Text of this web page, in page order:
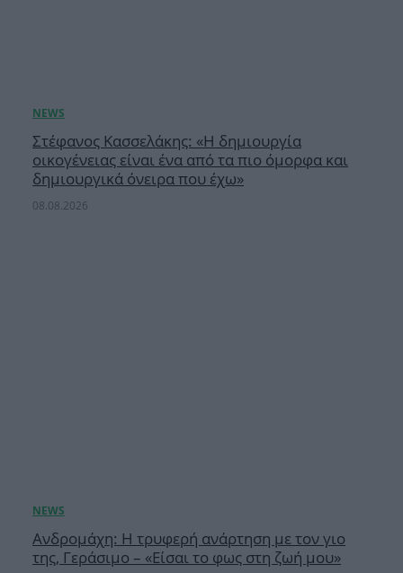
Στέφανος Κασσελάκης: «Η δημιουργία
οικογένειας είναι ένα από τα πιο όμορφα και
δημιουργικά όνειρα που έχω»
08.08.2026
Ανδρομάχη: Η τρυφερή ανάρτηση με τον γιο
της, Γεράσιμο – «Είσαι το φως στη ζωή μου»